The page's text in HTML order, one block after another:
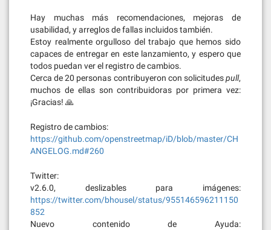
Hay muchas más recomendaciones, mejoras de
usabilidad, y arreglos de fallas incluidos también.
Estoy realmente orgulloso del trabajo que hemos sido
capaces de entregar en este lanzamiento, y espero que
todos puedan ver el registro de cambios.
Cerca de 20 personas contribuyeron con solicitudespull,
muchos de ellas son contribuidoras por primera vez:
¡Gracias! 🙏
Registro de cambios:
https://github.com/openstreetmap/iD/blob/master/CH
ANGELOG.md#260
Twitter:
v2.6.0, deslizables para imágenes:
https://twitter.com/bhousel/status/955146596211150
852
Nuevo contenido de Ayuda: